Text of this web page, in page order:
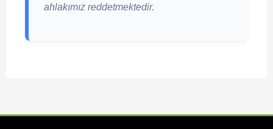
ahlakımız reddetmektedir.